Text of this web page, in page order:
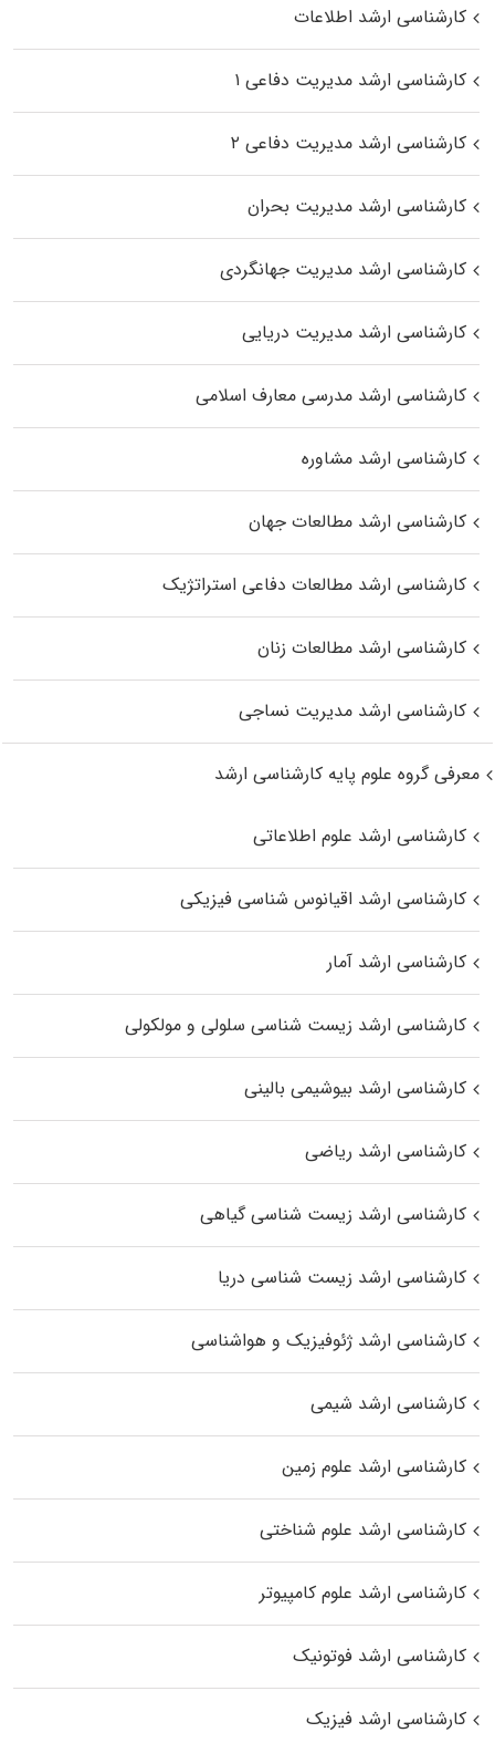
کارشناسی ارشد اطلاعات
کارشناسی ارشد مدیریت دفاعی ۱
کارشناسی ارشد مدیریت دفاعی ۲
کارشناسی ارشد مدیریت بحران
کارشناسی ارشد مدیریت جهانگردی
کارشناسی ارشد مدیریت دریایی
کارشناسی ارشد مدرسی معارف اسلامی
کارشناسی ارشد مشاوره
کارشناسی ارشد مطالعات جهان
کارشناسی ارشد مطالعات دفاعی استراتژیک
کارشناسی ارشد مطالعات زنان
کارشناسی ارشد مدیریت نساجی
معرفی گروه علوم پایه کارشناسی ارشد
کارشناسی ارشد علوم اطلاعاتی
کارشناسی ارشد اقیانوس‌ شناسی فیزیکی
کارشناسی ارشد آمار
کارشناسی ارشد زیست شناسی سلولی و مولکولی
کارشناسی ارشد بیوشیمی بالینی
کارشناسی ارشد ریاضی
کارشناسی ارشد زیست‌ شناسی گیاهی
کارشناسی ارشد زیست‌ شناسی دریا
کارشناسی ارشد ژئوفیزیک و هواشناسی
کارشناسی ارشد شیمی
کارشناسی ارشد علوم زمین
کارشناسی ارشد علوم شناختی
کارشناسی ارشد علوم کامپیوتر
کارشناسی ارشد فوتونیک
کارشناسی ارشد فیزیک